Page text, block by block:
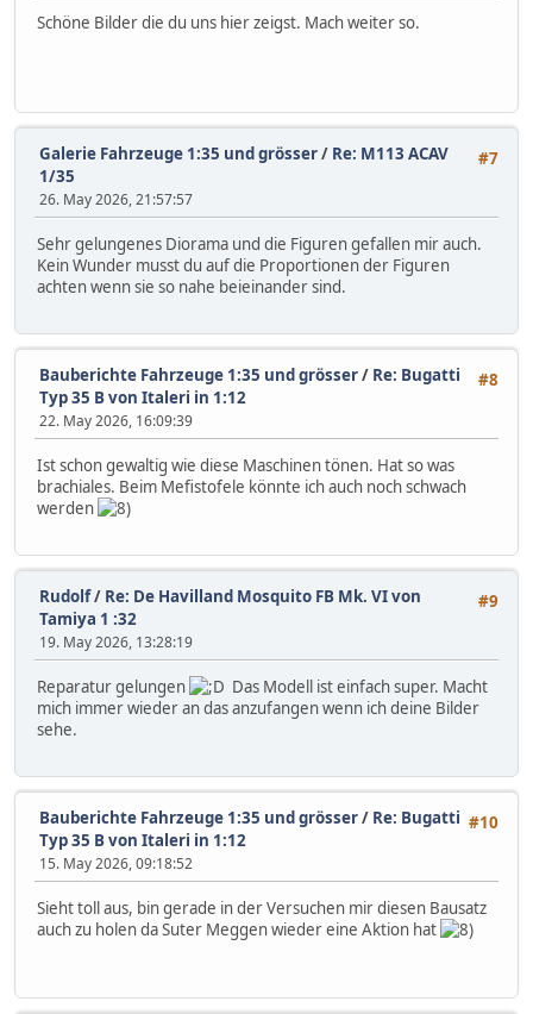
Schöne Bilder die du uns hier zeigst. Mach weiter so.
#7
Galerie Fahrzeuge 1:35 und grösser/ Re: M113 ACAV
1/35
26. May 2026, 21:57:57
Sehr gelungenes Diorama und die Figuren gefallen mir auch.
Kein Wunder musst du auf die Proportionen der Figuren
achten wenn sie so nahe beieinander sind.
#8
Bauberichte Fahrzeuge 1:35 und grösser/ Re: Bugatti
Typ 35 B von Italeri in 1:12
22. May 2026, 16:09:39
Ist schon gewaltig wie diese Maschinen tönen. Hat so was
brachiales. Beim Mefistofele könnte ich auch noch schwach
werden
#9
Rudolf/ Re: De Havilland Mosquito FB Mk. VI von
Tamiya 1 :32
19. May 2026, 13:28:19
Reparatur gelungen
Das Modell ist einfach super. Macht
mich immer wieder an das anzufangen wenn ich deine Bilder
sehe.
#10
Bauberichte Fahrzeuge 1:35 und grösser/ Re: Bugatti
Typ 35 B von Italeri in 1:12
15. May 2026, 09:18:52
Sieht toll aus, bin gerade in der Versuchen mir diesen Bausatz
auch zu holen da Suter Meggen wieder eine Aktion hat